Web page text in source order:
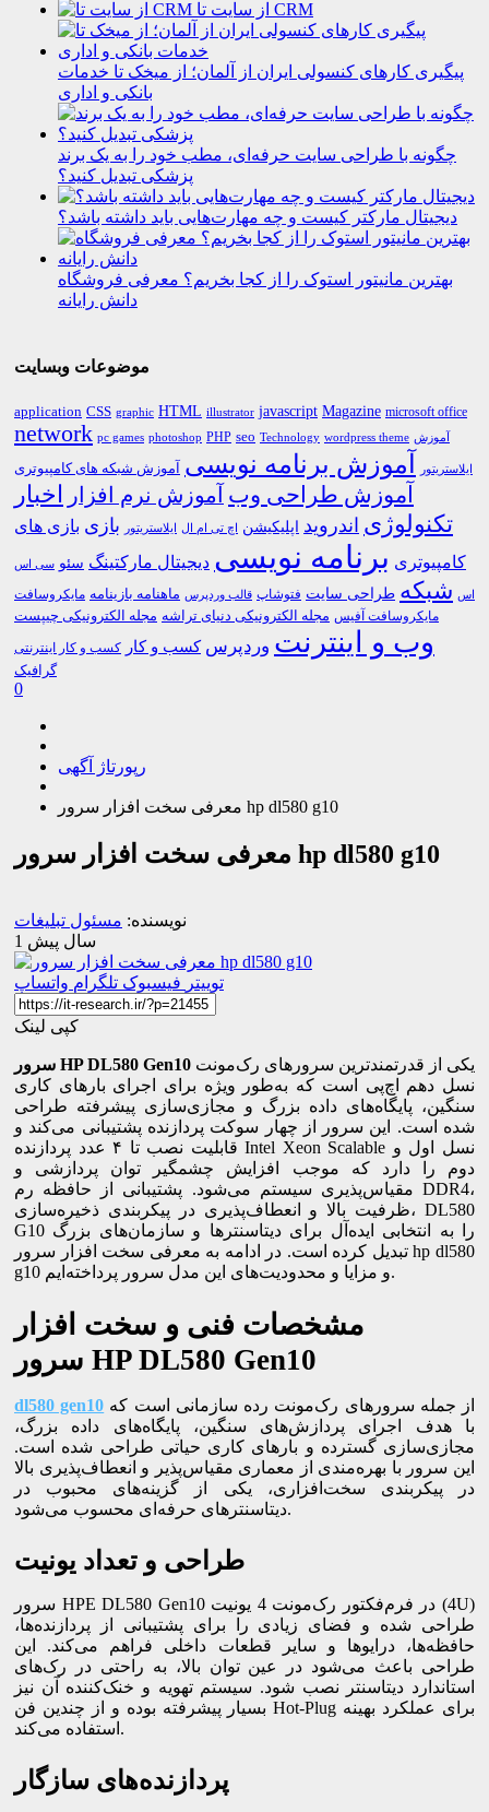
از سایت تا CRM
پیگیری کارهای کنسولی ایران از آلمان؛ از میخک تا خدمات
بانکی و اداری
چگونه با طراحی سایت حرفه‌ای، مطب خود را به یک برند
پزشکی تبدیل کنید؟
دیجیتال مارکتر کیست و چه مهارت‌هایی باید داشته باشد؟
بهترین مانیتور استوک را از کجا بخریم؟ معرفی فروشگاه
دانش رایانه
موضوعات وبسایت
application CSS graphic HTML illustrator javascript Magazine microsoft office
network pc games photoshop PHP seo Technology wordpress theme آموزش
ایلاستریتور آموزش برنامه نویسی آموزش شبکه های کامپیوتری
آموزش طراحی وب آموزش نرم افزار اخبار
تکنولوژی اندروید اپلیکیشن اچ تی ام ال ایلاستریتور بازی بازی های
کامپیوتری برنامه نویسی دیجیتال مارکتینگ سئو سی اس
اس شبکه طراحی سایت فتوشاپ قالب وردپرس ماهنامه بازینامه مایکروسافت
مایکروسافت آفیس مجله الکترونیکی دنیای تراشه مجله الکترونیکی چیپست
وب و اینترنت وردپرس کسب و کار کسب و کار اینترنتی
گرافیک
0
رپورتاژ آگهی
معرفی سخت افزار سرور hp dl580 g10
معرفی سخت افزار سرور hp dl580 g10
نویسنده: مسئول تبلیغات
1 سال پیش
توییتر فیسبوک تلگرام واتساپ
کپی لینک
HP DL580 Gen10
نسل دهم اچ‌پی است که به‌طور ویژه برای اجرای بارهای کاری
سنگین، پایگاه‌های داده بزرگ و مجازی‌سازی پیشرفته طراحی
شده است. این سرور از چهار سوکت پردازنده پشتیبانی می‌کند و
قابلیت نصب تا ۴ عدد پردازنده Intel Xeon Scalable نسل اول و
دوم را دارد که موجب افزایش چشمگیر توان پردازشی و
مقیاس‌پذیری سیستم می‌شود. پشتیبانی از حافظه رم DDR4،
ظرفیت بالا و انعطاف‌پذیری در پیکربندی ذخیره‌سازی، DL580
G10 را به انتخابی ایده‌آل برای دیتاسنترها و سازمان‌های بزرگ
تبدیل کرده است. در ادامه به معرفی سخت افزار سرور hp dl580
g10 و مزایا و محدودیت‌های این مدل سرور پرداخته‌ایم.
مشخصات فنی و سخت افزار
سرور HP DL580 Gen10
dl580 gen10
با هدف اجرای پردازش‌های سنگین، پایگاه‌های داده بزرگ،
مجازی‌سازی گسترده و بارهای کاری حیاتی طراحی شده است.
این سرور با بهره‌مندی از معماری مقیاس‌پذیر و انعطاف‌پذیری بالا
در پیکربندی سخت‌افزاری، یکی از گزینه‌های محبوب در
دیتاسنترهای حرفه‌ای محسوب می‌شود.
طراحی و تعداد یونیت
سرور HPE DL580 Gen10 در فرم‌فکتور رک‌مونت 4 یونیت (4U)
طراحی شده و فضای زیادی را برای پشتیبانی از پردازنده‌ها،
حافظه‌ها، درایوها و سایر قطعات داخلی فراهم می‌کند. این
طراحی باعث می‌شود در عین توان بالا، به راحتی در رک‌های
استاندارد دیتاسنتر نصب شود. سیستم تهویه و خنک‌کننده آن نیز
بسیار پیشرفته بوده و از چندین فن Hot-Plug برای عملکرد بهینه
استفاده می‌کند.
پردازنده‌های سازگار